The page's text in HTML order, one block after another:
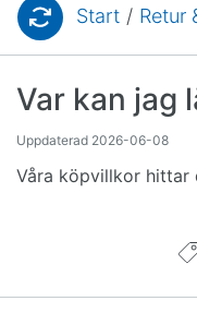
Du är här:Start / Retur
Var kan jag
Uppdaterad 2026-06-08
Våra köpvillkor hittar